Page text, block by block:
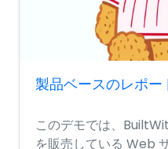
製品ベースのレポー
このデモでは、
を販売している Web